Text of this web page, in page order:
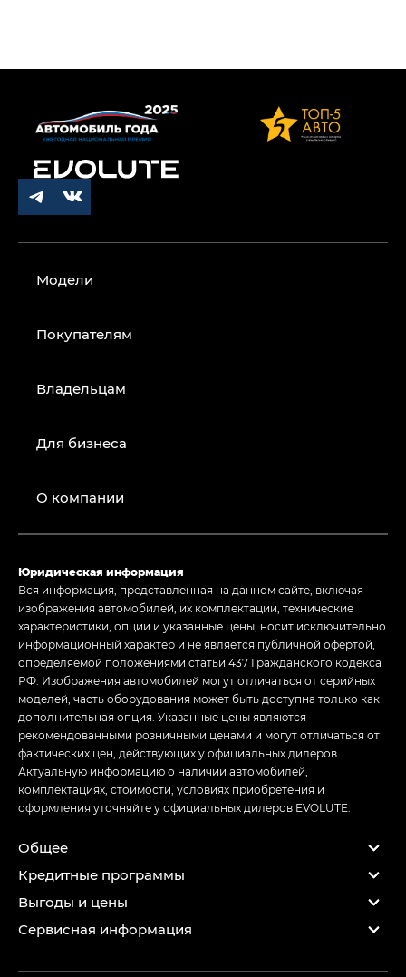
Модели
Покупателям
Владельцам
Для бизнеса
О компании
Юридическая информация
Вся информация, представленная на данном сайте, включая
изображения автомобилей, их комплектации, технические
характеристики, опции и указанные цены, носит исключительно
информационный характер и не является публичной офертой,
определяемой положениями статьи 437 Гражданского кодекса
РФ. Изображения автомобилей могут отличаться от серийных
моделей, часть оборудования может быть доступна только как
дополнительная опция. Указанные цены являются
рекомендованными розничными ценами и могут отличаться от
фактических цен, действующих у официальных дилеров.
Актуальную информацию о наличии автомобилей,
комплектациях, стоимости, условиях приобретения и
оформления уточняйте у официальных дилеров EVOLUTE.
Общее
Кредитные программы
Выгоды и цены
Сервисная информация